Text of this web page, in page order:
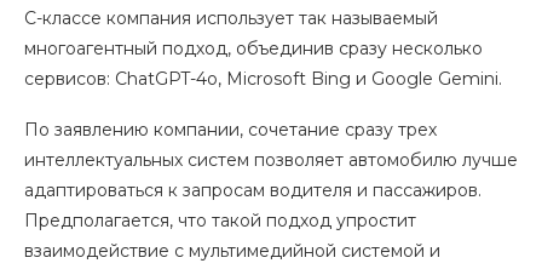
C-классе компания использует так называемый
многоагентный подход, объединив сразу несколько
сервисов: ChatGPT-4o, Microsoft Bing и Google Gemini.
По заявлению компании, сочетание сразу трех
интеллектуальных систем позволяет автомобилю лучше
адаптироваться к запросам водителя и пассажиров.
Предполагается, что такой подход упростит
взаимодействие с мультимедийной системой и